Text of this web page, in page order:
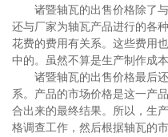
诸暨轴瓦的出售价格除了与
还与厂家为轴瓦产品进行的各
花费的费用有关系。这些费用
中的。虽然不算是生产制作成
诸暨轴瓦的出售价格最后还
系。产品的市场价格是这一产
合出来的最终结果。所以，生
格调查工作，然后根据轴瓦的